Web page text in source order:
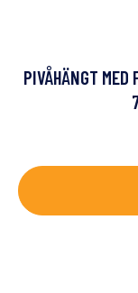
PIVÅHÄNGT MED